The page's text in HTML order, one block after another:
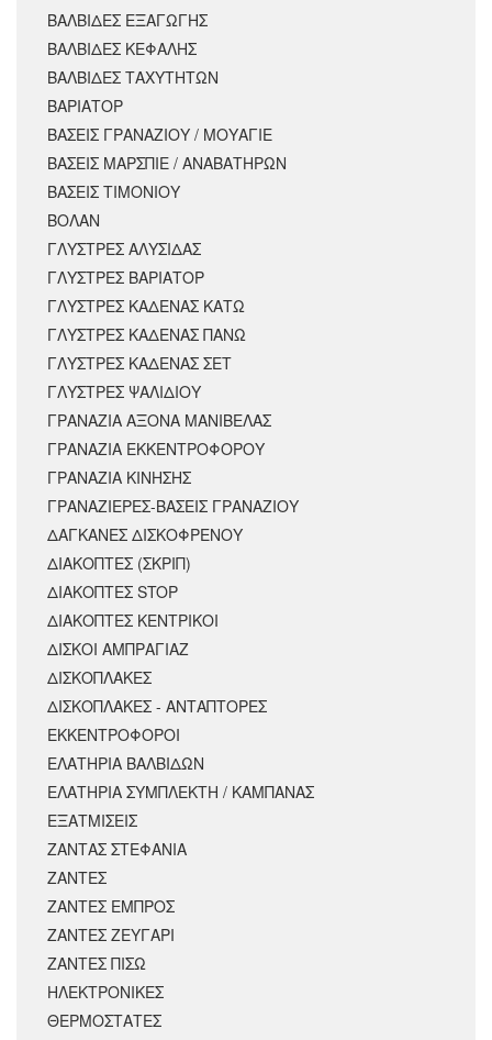
ΒΑΛΒΙΔΕΣ ΕΞΑΓΩΓΗΣ
ΒΑΛΒΙΔΕΣ ΚΕΦΑΛΗΣ
ΒΑΛΒΙΔΕΣ ΤΑΧΥΤΗΤΩΝ
ΒΑΡΙΑΤΟΡ
ΒΑΣΕΙΣ ΓΡΑΝΑΖΙΟΥ / ΜΟΥΑΓΙΕ
ΒΑΣΕΙΣ ΜΑΡΣΠΙΕ / ΑΝΑΒΑΤΗΡΩΝ
ΒΑΣΕΙΣ ΤΙΜΟΝΙΟΥ
ΒΟΛΑΝ
ΓΛΥΣΤΡΕΣ ΑΛΥΣΙΔΑΣ
ΓΛΥΣΤΡΕΣ ΒΑΡΙΑΤΟΡ
ΓΛΥΣΤΡΕΣ ΚΑΔΕΝΑΣ ΚΑΤΩ
ΓΛΥΣΤΡΕΣ ΚΑΔΕΝΑΣ ΠΑΝΩ
ΓΛΥΣΤΡΕΣ ΚΑΔΕΝΑΣ ΣΕΤ
ΓΛΥΣΤΡΕΣ ΨΑΛΙΔΙΟΥ
ΓΡΑΝΑΖΙΑ ΑΞΟΝΑ ΜΑΝΙΒΕΛΑΣ
ΓΡΑΝΑΖΙΑ ΕΚΚΕΝΤΡΟΦΟΡΟΥ
ΓΡΑΝΑΖΙΑ ΚΙΝΗΣΗΣ
ΓΡΑΝΑΖΙΕΡΕΣ-ΒΑΣΕΙΣ ΓΡΑΝΑΖΙΟΥ
ΔΑΓΚΑΝΕΣ ΔΙΣΚΟΦΡΕΝΟΥ
ΔΙΑΚΟΠΤΕΣ (ΣΚΡΙΠ)
ΔΙΑΚΟΠΤΕΣ STOP
ΔΙΑΚΟΠΤΕΣ ΚΕΝΤΡΙΚΟΙ
ΔΙΣΚΟΙ ΑΜΠΡΑΓΙΑΖ
ΔΙΣΚΟΠΛΑΚΕΣ
ΔΙΣΚΟΠΛΑΚΕΣ - ΑΝΤΑΠΤΟΡΕΣ
ΕΚΚΕΝΤΡΟΦΟΡΟΙ
ΕΛΑΤΗΡΙΑ ΒΑΛΒΙΔΩΝ
ΕΛΑΤΗΡΙΑ ΣΥΜΠΛΕΚΤΗ / ΚΑΜΠΑΝΑΣ
ΕΞΑΤΜΙΣΕΙΣ
ΖΑΝΤΑΣ ΣΤΕΦΑΝΙΑ
ΖΑΝΤΕΣ
ΖΑΝΤΕΣ ΕΜΠΡΟΣ
ΖΑΝΤΕΣ ΖΕΥΓΑΡΙ
ΖΑΝΤΕΣ ΠΙΣΩ
ΗΛΕΚΤΡΟΝΙΚΕΣ
ΘΕΡΜΟΣΤΑΤΕΣ